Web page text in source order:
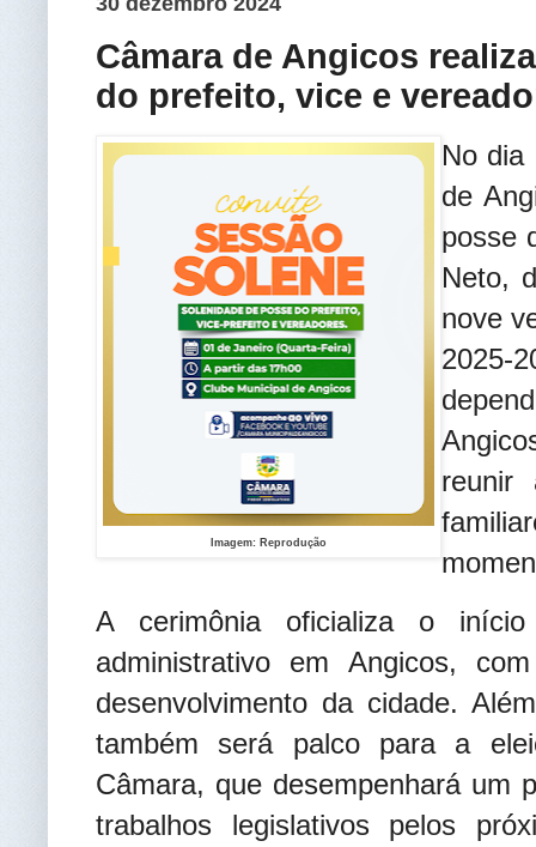
Câmara de Angicos
do prefeito, vice e
Imagem: Reprodução
No dia
de
posse
Neto,
nove
2025-
reunir
A cerimônia oficializa o
administrativo em Angicos,
desenvolvimento da cidade.
também será palco para a
Câmara, que desempenhará um
trabalhos legislativos pelos